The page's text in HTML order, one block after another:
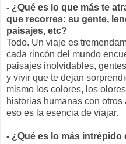
- ¿Qué es lo que más te
que recorres: su gente,
paisajes, etc?
Todo. Un viaje es
cada rincón del mundo
paisajes inolvidables,
y vivir que te dejan
mismo los colores, los
historias humanas con
eso es la esencia de viajar.
- ¿Qué es lo más